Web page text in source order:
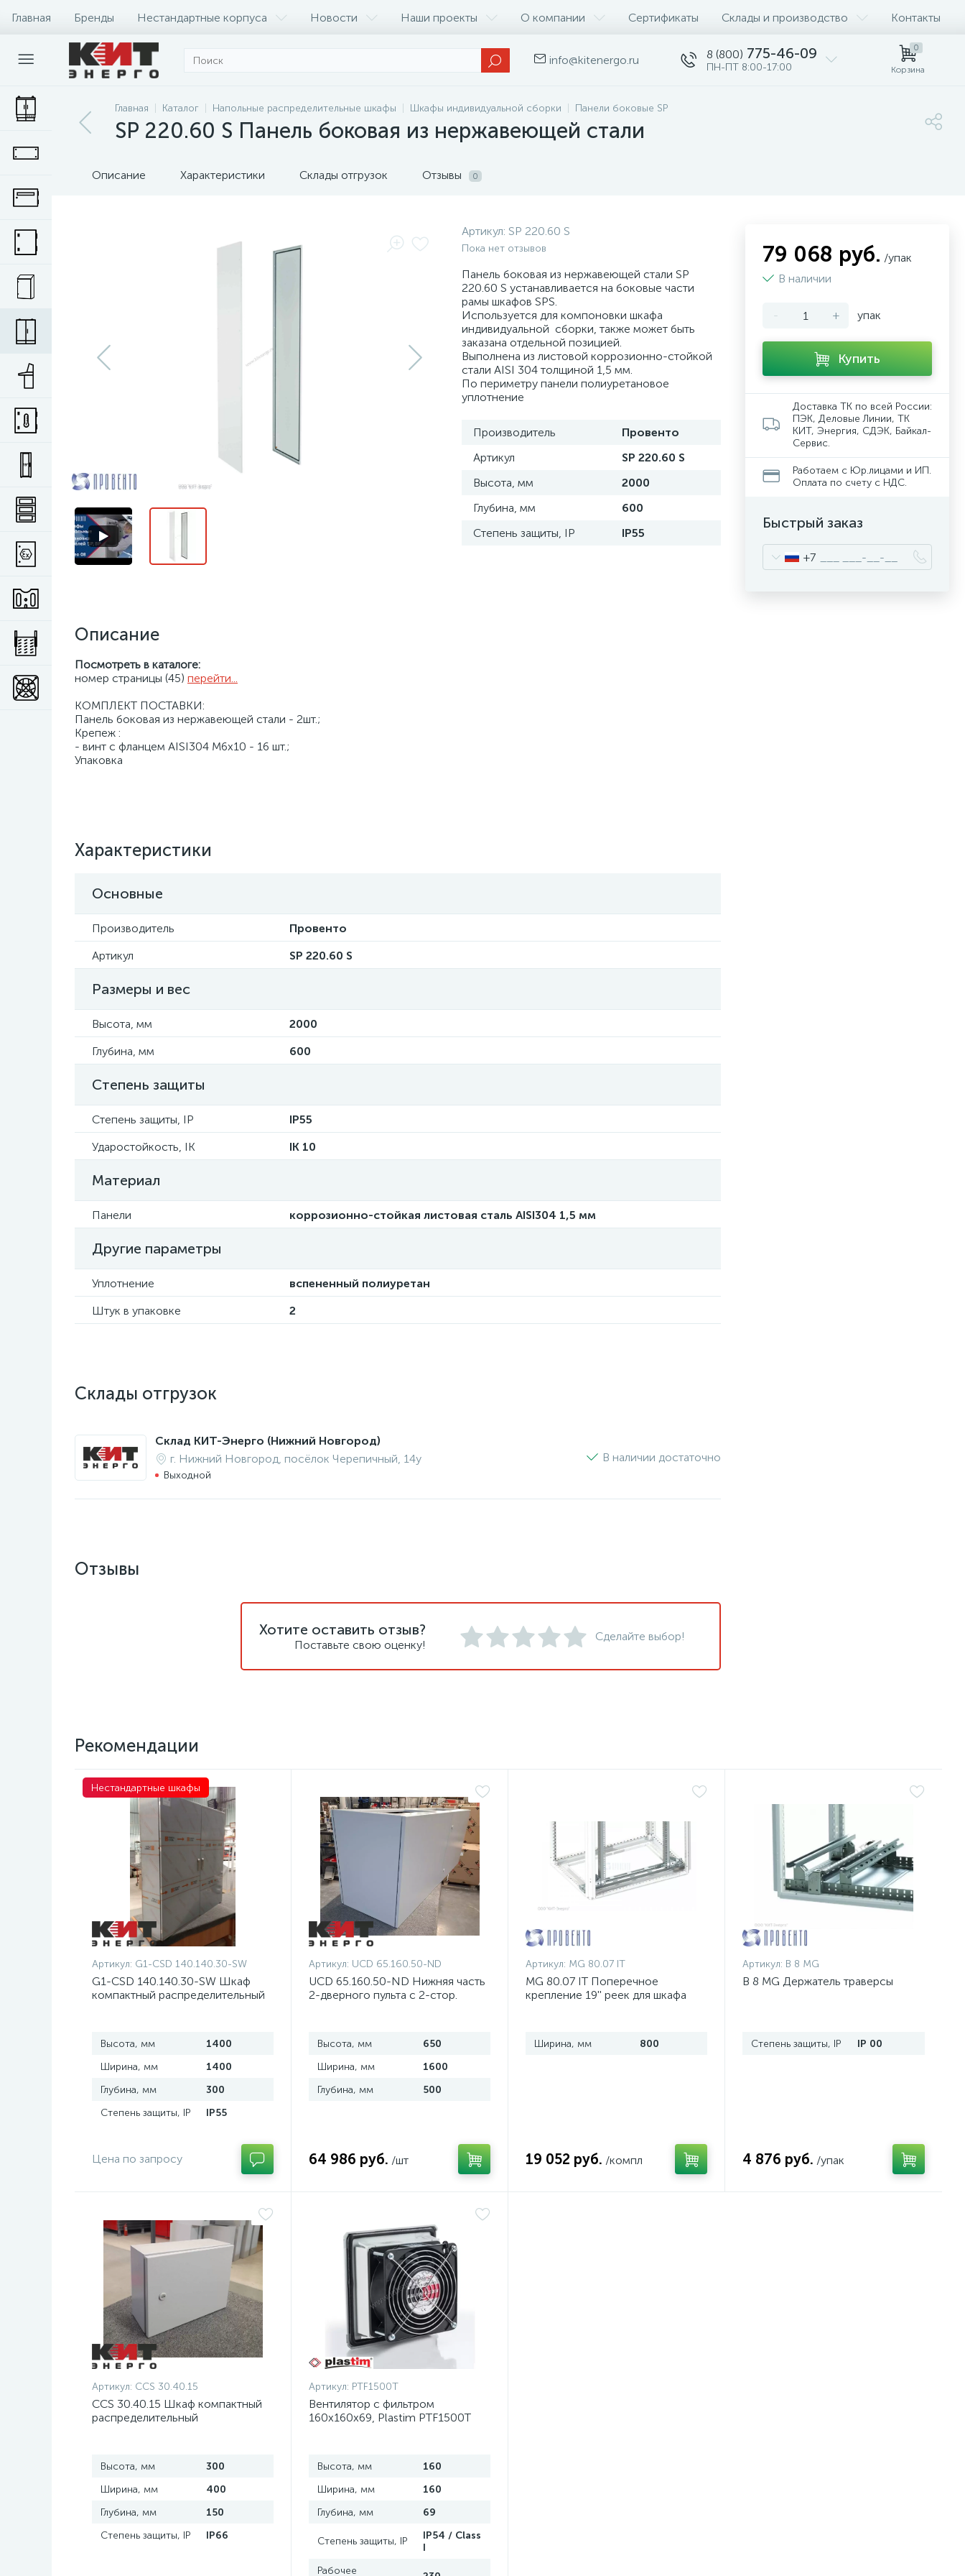
Главная Бренды Нестандартные корпуса Новости Наши проекты О компании Сертификаты Склады и производство Контакты
info@kitenergo.ru 8 (800) 775-46-09
ПН-ПТ 8:00-17:00
0
Корзина
Главная Каталог Напольные распределительные шкафы Шкафы индивидуальной сборки Панели боковые SP
SP 220.60 S Панель боковая из нержавеющей стали
Описание Характеристики Склады отгрузок Отзывы 0
Артикул: SP 220.60 S
Пока нет отзывов
Панель боковая из нержавеющей стали SP
220.60 S устанавливается на боковые части
рамы шкафов SPS.
Используется для компоновки шкафа
индивидуальной сборки, также может быть
заказана отдельной позицией.
Выполнена из листовой коррозионно-стойкой
стали AISI 304 толщиной 1,5 мм.
По периметру панели полиуретановое
уплотнение
Производитель
Провенто
Артикул
SP 220.60 S
Высота, мм
2000
Глубина, мм
600
Степень защиты, IP
IP55
Описание
Посмотреть в каталоге:
номер страницы (45) перейти...
КОМПЛЕКТ ПОСТАВКИ:
Панель боковая из нержавеющей стали - 2шт.;
Крепеж :
- винт с фланцем AISI304 М6х10 - 16 шт.;
Упаковка
Характеристики
Основные
Производитель
Провенто
Артикул
SP 220.60 S
Размеры и вес
Высота, мм
2000
Глубина, мм
600
Степень защиты
Степень защиты, IP
IP55
Ударостойкость, IK
IK 10
Материал
Панели коррозионно-стойкая листовая сталь AISI304 1,5 мм
Другие параметры
Уплотнение
вспененный полиуретан
Штук в упаковке
2
Склады отгрузок
Склад КИТ-Энерго (Нижний Новгород)
г. Нижний Новгород, посёлок Черепичный, 14у
Выходной
В наличии достаточно
79 068 руб. /упак
В наличии
- + упак
Купить
Доставка ТК по всей России:
ПЭК, Деловые Линии, ТК
КИТ, Энергия, СДЭК, Байкал-
Сервис.
Работаем с Юр.лицами и ИП.
Оплата по счету с НДС.
Быстрый заказ
+7
Отзывы
Хотите оставить отзыв?
Поставьте свою оценку!
Сделайте выбор!
Рекомендации
Нестандартные шкафы
Артикул: G1-CSD 140.140.30-SW
G1-CSD 140.140.30-SW Шкаф
компактный распределительный
Высота, мм
1400
Ширина, мм
1400
Глубина, мм
300
Степень защиты, IP
IP55
Цена по запросу
Артикул: UCD 65.160.50-ND
UCD 65.160.50-ND Нижняя часть
2-дверного пульта с 2-стор.
Высота, мм
650
Ширина, мм
1600
Глубина, мм
500
64 986 руб. /шт
Артикул: MG 80.07 IT
MG 80.07 IT Поперечное
крепление 19'' реек для шкафа
Ширина, мм 800
19 052 руб. /компл
Артикул: B 8 MG
B 8 MG Держатель траверсы
Степень защиты, IP IP 00
4 876 руб. /упак
Артикул: CCS 30.40.15
CCS 30.40.15 Шкаф компактный
распределительный
Высота, мм
300
Ширина, мм
400
Глубина, мм
150
Степень защиты, IP
IP66
Артикул: PTF1500T
Вентилятор с фильтром
160x160x69, Plastim PTF1500T
Высота, мм
160
Ширина, мм
160
Глубина, мм
69
Степень защиты, IP
IP54 / Class
I
Рабочее